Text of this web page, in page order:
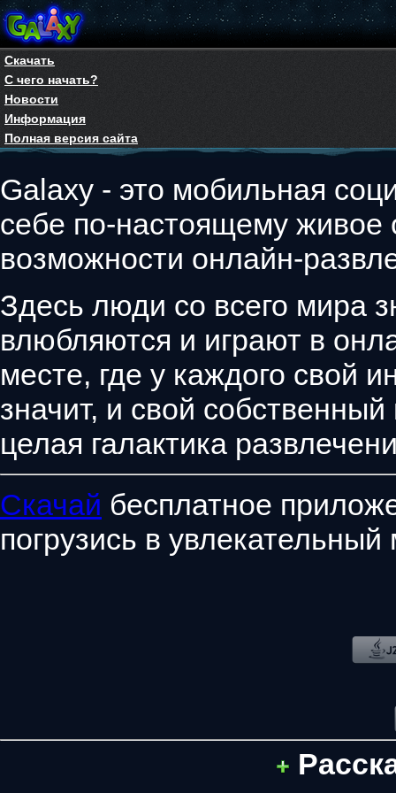
Скачать
С чего начать?
Новости
Информация
Полная версия сайта
Galaxy - это мобильная
себе по-настоящему
возможности онлайн-
Здесь люди со всего мира
влюбляются и играют в
месте, где у каждого свой
значит, и свой
целая галактика
Скачай бесплатное
погрузись в